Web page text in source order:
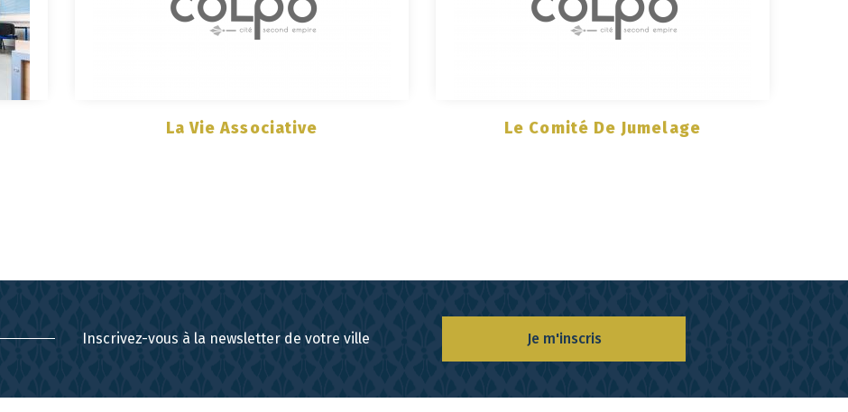
La Vie Associative Le Comité De Jumelage
Inscrivez-vous à la newsletter de votre ville Je m'inscris